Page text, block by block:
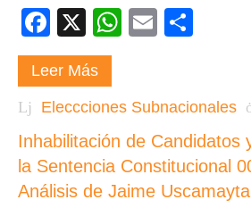
Facebook
X WhatsApp
Email
Leer Más
Eleccciones Subnacionales
Inhabilitación de Candidatos
la Sentencia Constitucional
Análisis de Jaime Uscamayta